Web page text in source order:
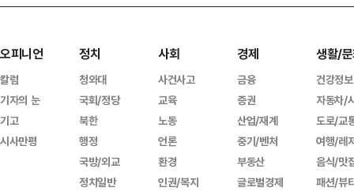
오피니언
칼럼
기자의 눈
기고
시사만평
정치
청와대
국회/정당
북한
행정
국방/외교
정치일반
사회
사건사고
교육
노동
언론
환경
인권/복지
경제
금융
증권
산업/재계
중기/벤처
부동산
글로벌경제
생활/
건강정보
자동차/
도로/교
여행/레
음식/맛
패션/뷰